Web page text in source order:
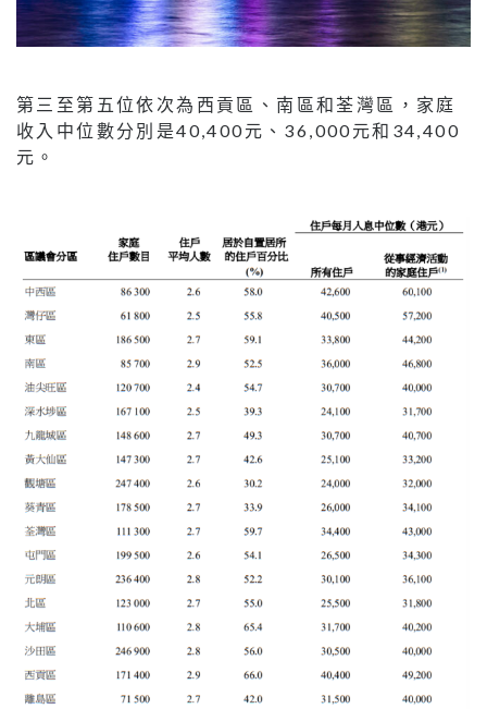
第三至第五位依次為西貢區、南區和荃灣區，家庭
收入中位數分別是40,400元、36,000元和34,400
元。